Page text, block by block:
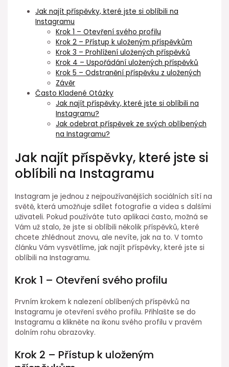
Jak najít příspěvky, které jste si oblíbili na
Instagramu
Krok 1 – Otevření svého profilu
Krok 2 – Přístup k uloženým příspěvkům
Krok 3 – Prohlížení uložených příspěvků
Krok 4 – Uspořádání uložených příspěvků
Krok 5 – Odstranění příspěvku z uložených
Závěr
Často Kladené Otázky
Jak najít příspěvky, které jste si oblíbili na
Instagramu?
Jak odebrat příspěvek ze svých oblíbených
na Instagramu?
Jak najít příspěvky, které jste si
oblíbili na Instagramu
Instagram je jednou z nejpoužívanějších sociálních sítí na
světě, která umožňuje sdílet fotografie a videa s dalšími
uživateli. Pokud používáte tuto aplikaci často, možná se
Vám už stalo, že jste si oblíbili několik příspěvků, které
chcete zhlédnout znovu, ale nevíte, jak na to. V tomto
článku Vám vysvětlíme, jak najít příspěvky, které jste si
oblíbili na Instagramu.
Krok 1 – Otevření svého profilu
Prvním krokem k nalezení oblíbených příspěvků na
Instagramu je otevření svého profilu. Přihlašte se do
Instagramu a klikněte na ikonu svého profilu v pravém
dolním rohu obrazovky.
Krok 2 – Přístup k uloženým